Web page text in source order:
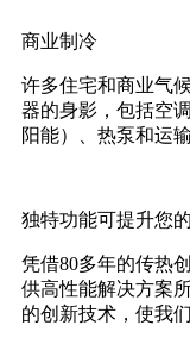
商业制冷
许多住宅和商业气
器的身影，包括空
阳能）、热泵和运输
独特功能可提升您
凭借80多年的传热
供高性能解决方案
的创新技术，使我